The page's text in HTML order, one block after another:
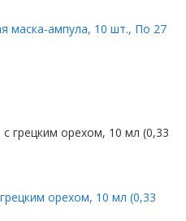
маска-ампула, 10 шт., По 27
орехом, 10 мл (0,33